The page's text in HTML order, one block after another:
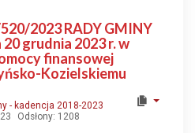
2023 RADY GMINY
20 grudnia 2023 r. w
finansowej
Kozielskiemu
- kadencja 2018-2023
Odsłony: 1208